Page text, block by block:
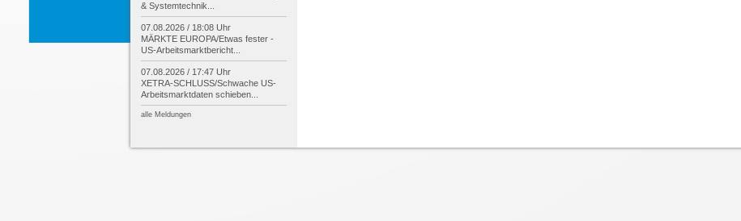
& Systemtechnik...
07.08.2026 / 18:08 Uhr
MÄRKTE EUROPA/Etwas fester -
US-Arbeitsmarktbericht...
07.08.2026 / 17:47 Uhr
XETRA-SCHLUSS/Schwache US-
Arbeitsmarktdaten schieben...
alle Meldungen